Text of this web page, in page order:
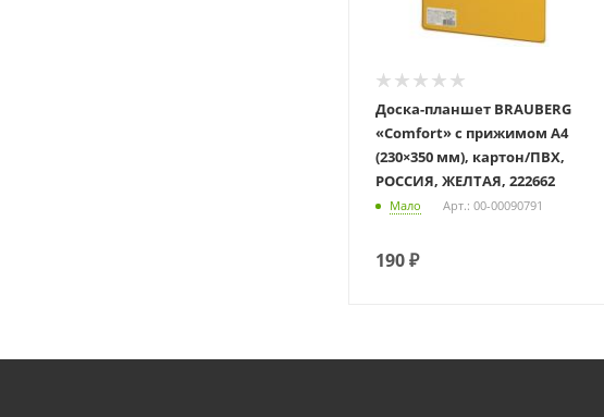
Доска-планшет BRAUBERG
«Comfort» с прижимом А4
(230×350 мм), картон/ПВХ,
РОССИЯ, ЖЕЛТАЯ, 222662
Мало Арт.: 00-00090791
190₽